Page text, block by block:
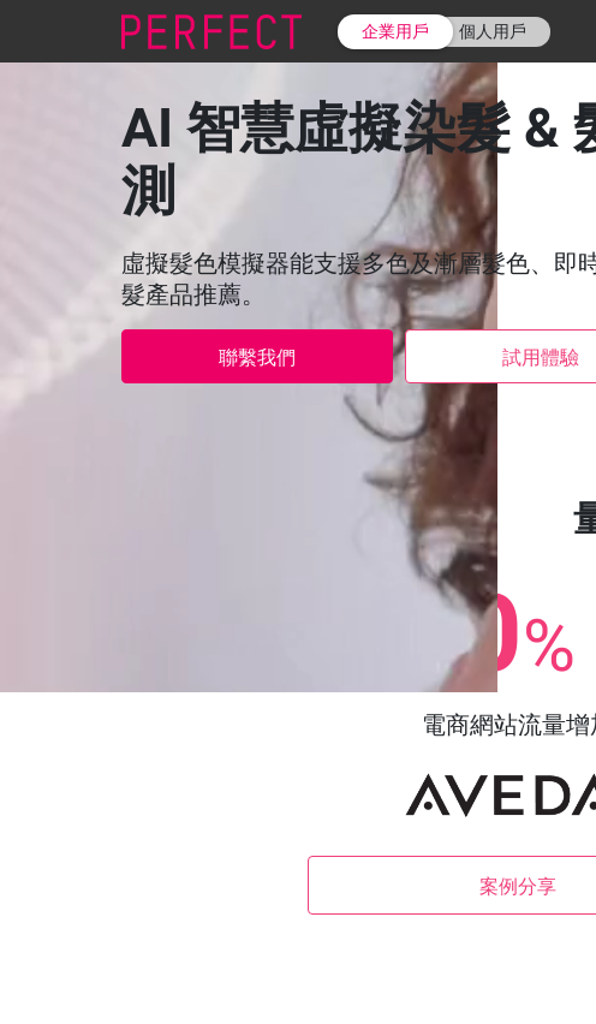
企業用戶 個人用戶
AI 智慧虛擬染髮 &
測
虛擬髮色模擬器能支援多色及漸層髮色、即
髮產品推薦。
聯繫我們 試用體驗
0%
電商網站流量增
案例分享